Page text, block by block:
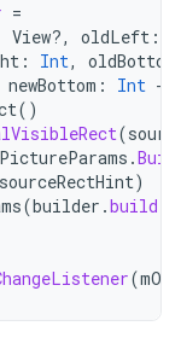
=
View?, oldLeft :
: Int, oldBottom
newBottom : Int ->
()
(
.
sourceRectHint)
(builder .build
(